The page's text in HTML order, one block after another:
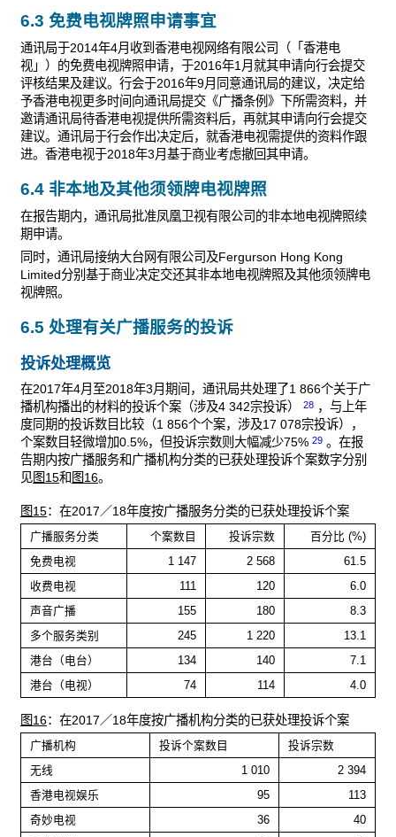
6.3 免费电视牌照申请事宜
通讯局于2014年4月收到香港电视网络有限公司（「香港电
视」）的免费电视牌照申请，于2016年1月就其申请向行会提交
评核结果及建议。行会于2016年9月同意通讯局的建议，决定给
予香港电视更多时间向通讯局提交《广播条例》下所需资料，并
邀请通讯局待香港电视提供所需资料后，再就其申请向行会提交
建议。通讯局于行会作出决定后，就香港电视需提供的资料作跟
进。香港电视于2018年3月基于商业考虑撤回其申请。
6.4 非本地及其他须领牌电视牌照
在报告期内，通讯局批准凤凰卫视有限公司的非本地电视牌照续
期申请。
同时，通讯局接纳大台网有限公司及Fergurson Hong Kong
Limited分别基于商业决定交还其非本地电视牌照及其他须领牌电
视牌照。
6.5 处理有关广播服务的投诉
投诉处理概览
在2017年4月至2018年3月期间，通讯局共处理了1 866个关于广
播机构播出的材料的投诉个案（涉及4 342宗投诉）
28 ，与上年
度同期的投诉数目比较（1 856个个案，涉及17 078宗投诉），
个案数目轻微增加0.5%，但投诉宗数则大幅减少75% 29 。在报
告期内按广播服务和广播机构分类的已获处理投诉个案数字分别
见图15和 图16。
图15：在2017／18年度按广播服务分类的已获处理投诉个案
广播服务分类 个案数目 投诉宗数
百分比 (%)
免费电视
1 147 2 568
61.5
收费电视
111 120
6.0
声音广播
155 180
8.3
多个服务类别
245 1 220
13.1
港台（电台）
134 140
7.1
港台（电视）
74 114 4.0
图16：在2017／18年度按广播机构分类的已获处理投诉个案
广播机构 投诉个案数目
投诉宗数
无线
1 010
2 394
香港电视娱乐
95
113
奇妙电视
36
40